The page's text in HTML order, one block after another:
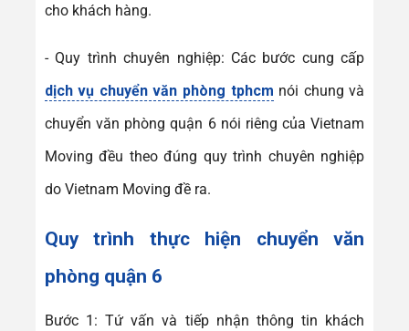
cho khách hàng.
- Quy trình chuyên nghiệp: Các bước cung cấp
dịch vụ chuyển văn phòng tphcm nói chung và
chuyển văn phòng quận 6 nói riêng của Vietnam
Moving đều theo đúng quy trình chuyên nghiệp
do Vietnam Moving đề ra.
Quy trình thực hiện chuyển văn
phòng quận 6
Bước 1: Tứ vấn và tiếp nhận thông tin khách